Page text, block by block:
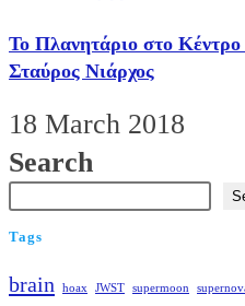
Το Πλανητάριο στο
Σταύρος Νιάρχος
18 March 2018
Search
Tags
brain hoax JWST supermoon